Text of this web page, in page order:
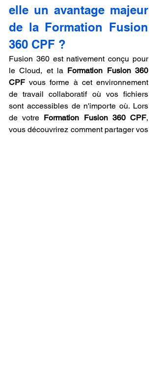
elle un avantage majeur
de la Formation Fusion
360 CPF ?
Fusion 360 est nativement conçu pour
le Cloud, et la Formation Fusion 360
CPF vous forme à cet environnement
de travail collaboratif où vos fichiers
sont accessibles de n'importe où. Lors
de votre Formation Fusion 360 CPF,
vous découvrirez comment partager vos